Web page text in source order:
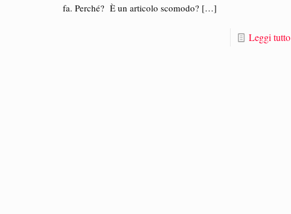
fa. Perché? È un articolo scomodo? […]
Leggi tutto